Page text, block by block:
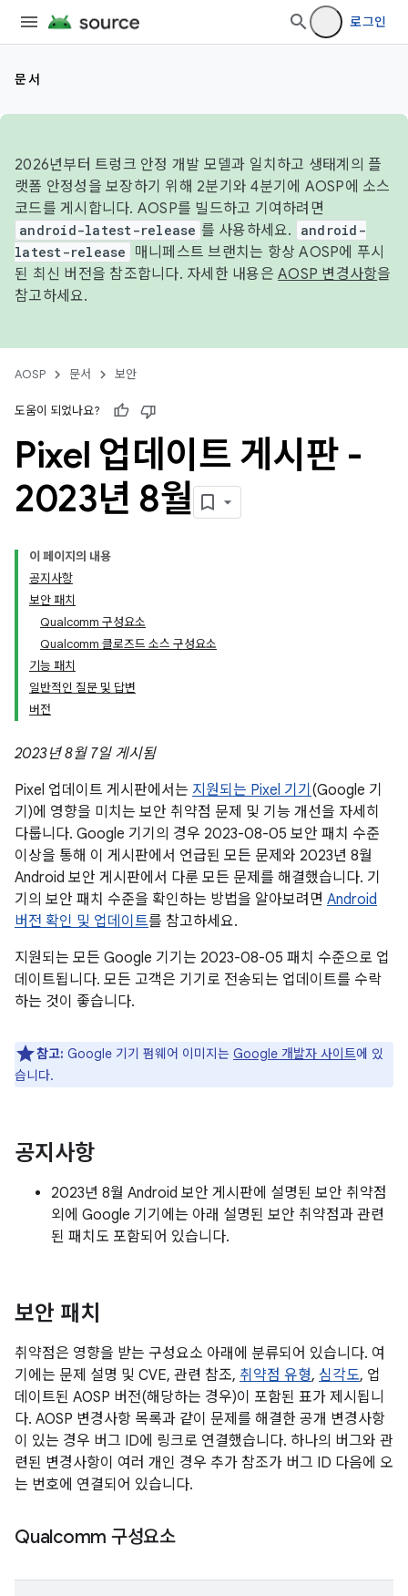
로그인
문서
2026년부터 트렁크 안정 개발 모델과 일치하고 생태계의 플
랫폼 안정성을 보장하기 위해 2분기와 4분기에 AOSP에 소스
코드를 게시합니다. AOSP를 빌드하고 기여하려면
android-latest-release 를 사용하세요.
android-
latest-release
매니페스트 브랜치는 항상 AOSP에 푸시
된 최신 버전을 참조합니다. 자세한 내용은 AOSP 변경사항을
참고하세요.
AOSP 문서 보안
도움이 되었나요?
Pixel 업데이트 게시판 -
2023년 8월
이 페이지의 내용
공지사항
보안 패치
Qualcomm 구성요소
Qualcomm 클로즈드 소스 구성요소
기능 패치
일반적인 질문 및 답변
버전
2023년 8월 7일 게시됨
Pixel 업데이트 게시판에서는 지원되는 Pixel 기기 (Google 기
기)에 영향을 미치는 보안 취약점 문제 및 기능 개선을 자세히
다룹니다. Google 기기의 경우 2023-08-05 보안 패치 수준
이상을 통해 이 게시판에서 언급된 모든 문제와 2023년 8월
Android 보안 게시판에서 다룬 모든 문제를 해결했습니다. 기
기의 보안 패치 수준을 확인하는 방법을 알아보려면 Android
버전 확인 및 업데이트를 참고하세요.
지원되는 모든 Google 기기는 2023-08-05 패치 수준으로 업
데이트됩니다. 모든 고객은 기기로 전송되는 업데이트를 수락
하는 것이 좋습니다.
참고: Google 기기 펌웨어 이미지는 Google 개발자 사이트에 있
습니다.
공지사항
2023년 8월 Android 보안 게시판에 설명된 보안 취약점
외에 Google 기기에는 아래 설명된 보안 취약점과 관련
된 패치도 포함되어 있습니다.
보안 패치
취약점은 영향을 받는 구성요소 아래에 분류되어 있습니다. 여
기에는 문제 설명 및 CVE, 관련 참조, 취약점 유형, 심각도, 업
데이트된 AOSP 버전(해당하는 경우)이 포함된 표가 제시됩니
다. AOSP 변경사항 목록과 같이 문제를 해결한 공개 변경사항
이 있는 경우 버그 ID에 링크로 연결했습니다. 하나의 버그와 관
련된 변경사항이 여러 개인 경우 추가 참조가 버그 ID 다음에 오
는 번호에 연결되어 있습니다.
Qualcomm 구성요소